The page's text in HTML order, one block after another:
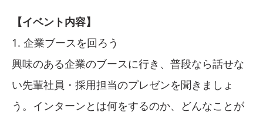
【イベント内容】
1. 企業ブースを回ろう
興味のある企業のブースに行き、普段なら話せな
い先輩社員・採用担当のプレゼンを聞きましょ
う。インターンとは何をするのか、どんなことが